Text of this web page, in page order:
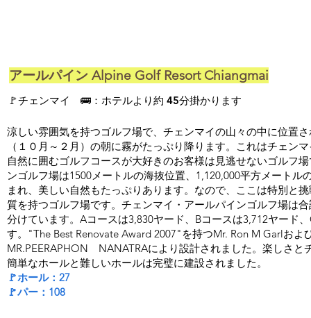
アールパイン Alpine Golf Resort Chiangmai
​🚩チェンマイ 🚌：ホテルより約 45分掛かります
涼しい雰囲気を持つゴルフ場で、チェンマイの山々の中に位置
（１０月～２月）の朝に霧がたっぷり降ります。これはチェン
自然に囲むゴルフコースが大好きのお客様は見逃せないゴルフ
ンゴルフ場は1500メートルの海抜位置、1,120,000平方メートル
まれ、美しい自然もたっぷりあります。なので、ここは特別と
質を持つゴルフ場です。チェンマイ・アールパインゴルフ場は
分けています。Aコースは3,830ヤード、Bコースは3,712ヤード
す。"The Best Renovate Award 2007"を持つMr. Ron M Garlおよ
MR.PEERAPHON NANATRAにより設計されました。楽しさと
簡単なホールと難しいホールは完璧に建設されました。
🚩ホール：27
🚩パー：108